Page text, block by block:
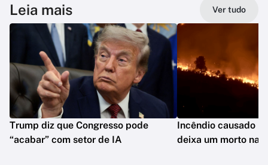
Leia mais Ver tudo
Trump diz que Congresso pode
“acabar” com setor de IA
Incêndio causado
deixa um morto na